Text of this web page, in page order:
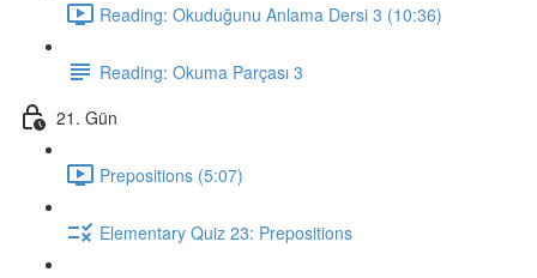
Reading: Okuduğunu Anlama Dersi 3 (10:36)
Reading: Okuma Parçası 3
21. Gün
Prepositions (5:07)
Elementary Quiz 23: Prepositions